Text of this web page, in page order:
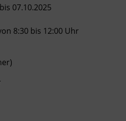
07.10.2025
8:30 bis 12:00 Uhr